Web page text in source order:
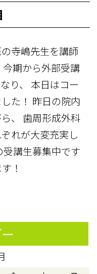
寺嶋先生を講師
今期から外部受講
り、 本日はコー
た！ 昨日の院内
、 歯周形成外科
れが大変充実し
講生募集中です
！